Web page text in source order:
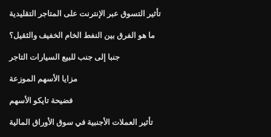
تأثير التسوق عبر الإنترنت على المتاجر التقليدية
ما هو الفرق بين النفط الخام الخفيف والثقيل؟
جنبا إلى جنب للبيع السيارات التاجر
مزايا الأسهم الموزعة
فضيحة تايكو الأسهم
تأثير العملات الأجنبية في سوق الأوراق المالية